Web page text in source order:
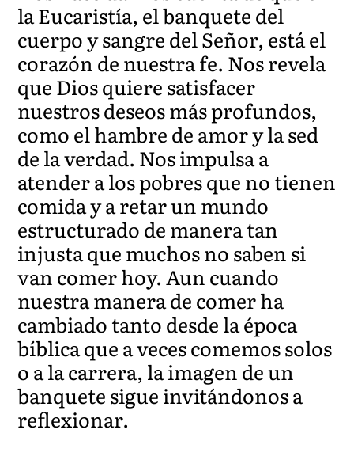
la Eucaristía, el banquete del
cuerpo y sangre del Señor, está el
corazón de nuestra fe. Nos revela
que Dios quiere satisfacer
nuestros deseos más profundos,
como el hambre de amor y la sed
de la verdad. Nos impulsa a
atender a los pobres que no tienen
comida y a retar un mundo
estructurado de manera tan
injusta que muchos no saben si
van comer hoy. Aun cuando
nuestra manera de comer ha
cambiado tanto desde la época
bíblica que a veces comemos solos
o a la carrera, la imagen de un
banquete sigue invitándonos a
reflexionar.